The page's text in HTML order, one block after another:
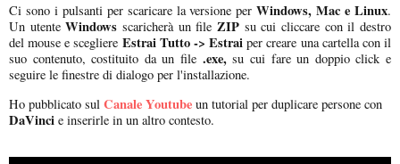
Ci sono i pulsanti per scaricare la versione per Windows, Mac e Linux.
Un utenteWindows scaricherà un fileZIP su cui cliccare con il destro
del mouse e scegliere Estrai Tutto -> Estrai per creare una cartella con il
suo contenuto, costituito da un file .exe,su cui fare un doppio click e
seguire le finestre di dialogo per l'installazione.
Ho pubblicato sul Canale Youtube un tutorial per duplicare persone con
DaVinci e inserirle in un altro contesto.